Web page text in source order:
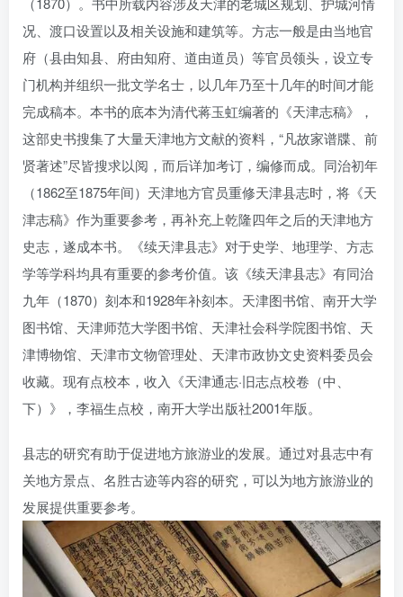
况、渡口设置以及相关设施和建筑等。方志一般是由当地官
府（县由知县、府由知府、道由道员）等官员领头，设立专
门机构并组织一批文学名士，以几年乃至十几年的时间才能
完成稿本。本书的底本为清代蒋玉虹编著的《天津志稿》，
这部史书搜集了大量天津地方文献的资料，“凡故家谱牒、前
贤著述”尽皆搜求以阅，而后详加考订，编修而成。同治初年
（1862至1875年间）天津地方官员重修天津县志时，将《天
津志稿》作为重要参考，再补充上乾隆四年之后的天津地方
史志，遂成本书。《续天津县志》对于史学、地理学、方志
学等学科均具有重要的参考价值。该《续天津县志》有同治
九年（1870）刻本和1928年补刻本。天津图书馆、南开大学
图书馆、天津师范大学图书馆、天津社会科学院图书馆、天
津博物馆、天津市文物管理处、天津市政协文史资料委员会
收藏。现有点校本，收入《天津通志·旧志点校卷（中、
下）》，李福生点校，南开大学出版社2001年版。
县志的研究有助于促进地方旅游业的发展。通过对县志中有
关地方景点、名胜古迹等内容的研究，可以为地方旅游业的
发展提供重要参考。